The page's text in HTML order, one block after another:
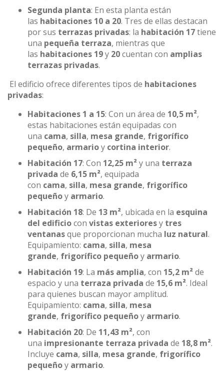
Segunda planta: En esta planta están
las habitaciones 10 a 20. Tres de ellas destacan
por sus terrazas privadas: la habitación 17tiene
una pequeña terraza, mientras que
las habitaciones 19y 20cuentan con amplias
terrazas privadas.
El edificio ofrece diferentes tipos de habitaciones
privadas:
Habitaciones 1 a 15: Con un área de 10,5 m²,
estas habitaciones están equipadas con
una cama, silla, mesa grande, frigorífico
pequeño, armarioy cortina interior.
Habitación 17: Con 12,25 m²y una terraza
privada de 6,15 m², equipada
con cama, silla, mesa grande, frigorífico
pequeñoy armario.
Habitación 18: De 13 m², ubicada en la esquina
del edificiocon vistas exterioresy tres
ventanasque proporcionan mucha luz natural.
Equipamiento: cama, silla, mesa
grande, frigorífico pequeñoy armario.
Habitación 19: La más amplia, con 15,2 m²de
espacio y una terraza privada de 15,6 m². Ideal
para quienes buscan mayor amplitud.
Equipamiento: cama, silla, mesa
grande, frigorífico pequeñoy armario.
Habitación 20: De 11,43 m², con
una impresionante terraza privada de 18,8 m².
Incluye cama, silla, mesa grande, frigorífico
pequeñoy armario.